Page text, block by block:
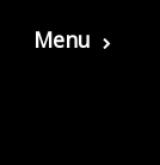
Menu